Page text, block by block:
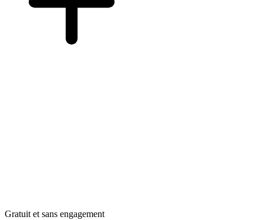
Gratuit et sans engagement